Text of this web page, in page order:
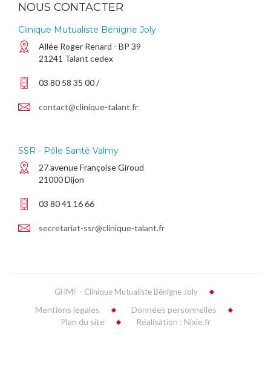
NOUS CONTACTER
Clinique Mutualiste Bénigne Joly
Allée Roger Renard - BP 39
21241 Talant cedex
03 80 58 35 00 /
contact@clinique-talant.fr
SSR - Pôle Santé Valmy
27 avenue Françoise Giroud
21000 Dijon
03 80 41 16 66
secretariat-ssr@clinique-talant.fr
GHMF - Clinique Mutualiste Bénigne Joly
Mentions legales
Données personnelles
Plan du site
Réalisation : Nixie.fr